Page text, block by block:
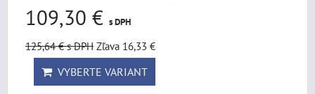
109,30 € s DPH
125,64 €s DPH Zľava 16,33 €
VYBERTE VARIANT